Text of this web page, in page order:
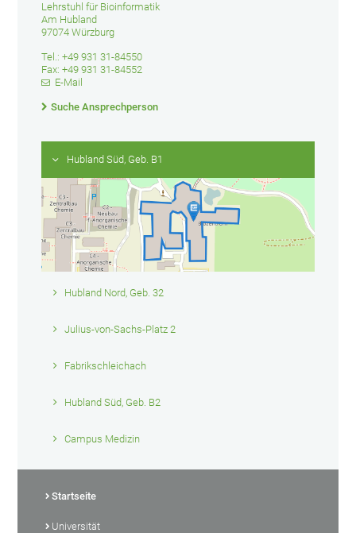
Lehrstuhl für Bioinformatik
Am Hubland
97074 Würzburg
Tel.: +49 931 31-84550
Fax: +49 931 31-84552
E-Mail
Suche Ansprechperson
Hubland Süd, Geb. B1
Hubland Nord, Geb. 32
Julius-von-Sachs-Platz 2
Fabrikschleichach
Hubland Süd, Geb. B2
Campus Medizin
Startseite
Universität